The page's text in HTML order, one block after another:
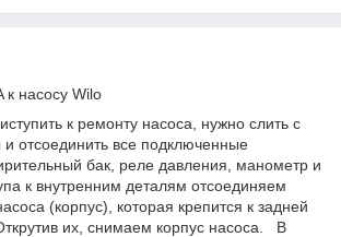
к насосу Wilo
к ремонту насоса, нужно слить с
и отсоединить все подключенные
бак, реле давления, манометр и
к внутренним деталям отсоединяем
(корпус), которая крепится к задней
их, снимаем корпус насоса. В